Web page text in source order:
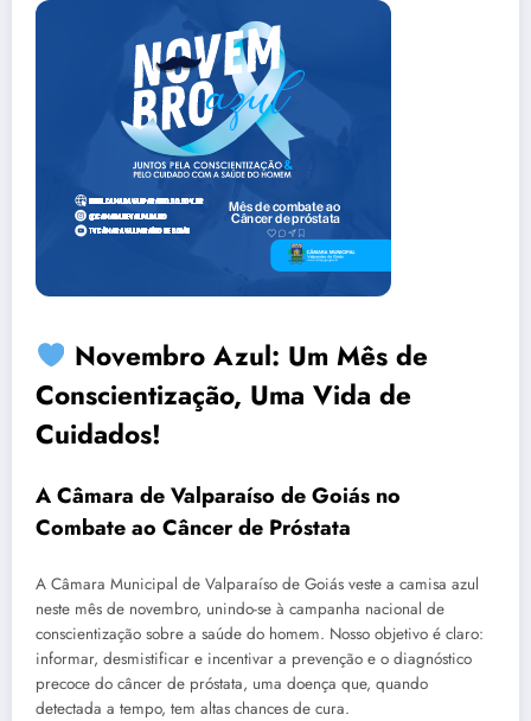
Novembro Azul: Um Mês de
Conscientização, Uma Vida de
Cuidados!
A Câmara de Valparaíso de Goiás no
Combate ao Câncer de Próstata
A Câmara Municipal de Valparaíso de Goiás veste a camisa azul
neste mês de novembro, unindo-se à campanha nacional de
conscientização sobre a saúde do homem. Nosso objetivo é claro:
informar, desmistificar e incentivar a prevenção e o diagnóstico
precoce do câncer de próstata, uma doença que, quando
detectada a tempo, tem altas chances de cura.